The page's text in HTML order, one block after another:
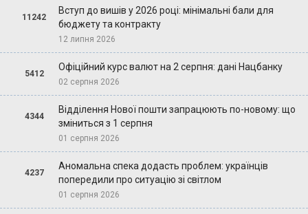
11242
Вступ до вишів у 2026 році: мінімальні бали для
бюджету та контракту
12 липня 2026
5412
Офіційний курс валют на 2 серпня: дані Нацбанку
02 серпня 2026
4344
Відділення Нової пошти запрацюють по-новому: що
зміниться з 1 серпня
01 серпня 2026
4237
Аномальна спека додасть проблем: українців
попередили про ситуацію зі світлом
01 серпня 2026